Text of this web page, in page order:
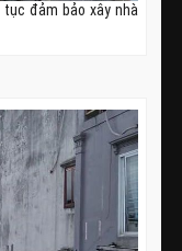
đảm bảo xây nhà